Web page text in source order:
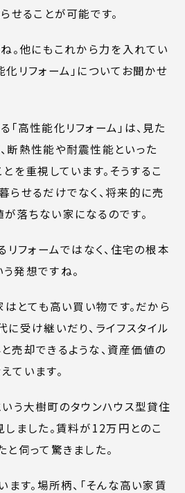
せることが可能です。
。他にもこれから力を入れてい
化リフォーム」についてお聞かせ
高性能化リフォーム」は、見た
断熱性能や耐震性能といった
を重視しています。そうするこ
らせるだけでなく、将来的に売
落ちない家になるのです。
リフォームではなく、住宅の根本
発想ですね。
はとても高い買い物です。だから
に受け継いだり、ライフスタイル
売却できるような、資産価値の
ています。
う大樹町のタウンハウス型貸住
しました。賃料が12万円とのこ
と伺って驚きました。
ます。場所柄、「そんな高い家賃